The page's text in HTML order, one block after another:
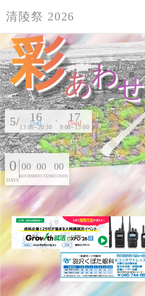
清陵祭 2026
彩あわせ
5/ 16
[Sat]
13:00~20:30
・ 17
[Sun]
9:00~15:00
0
DAYS
00
HOURS
00
MINUTES
00
SECONDS